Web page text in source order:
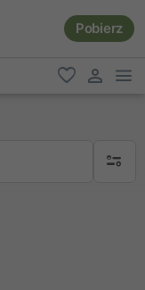
Pobierz
ulubione
brak